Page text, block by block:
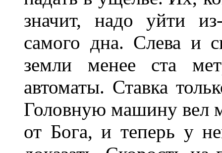
значит, надо уйти
самого дна. Слева и
земли менее ста
автоматы. Ставка
Головную машину вел
от Бога, и теперь у